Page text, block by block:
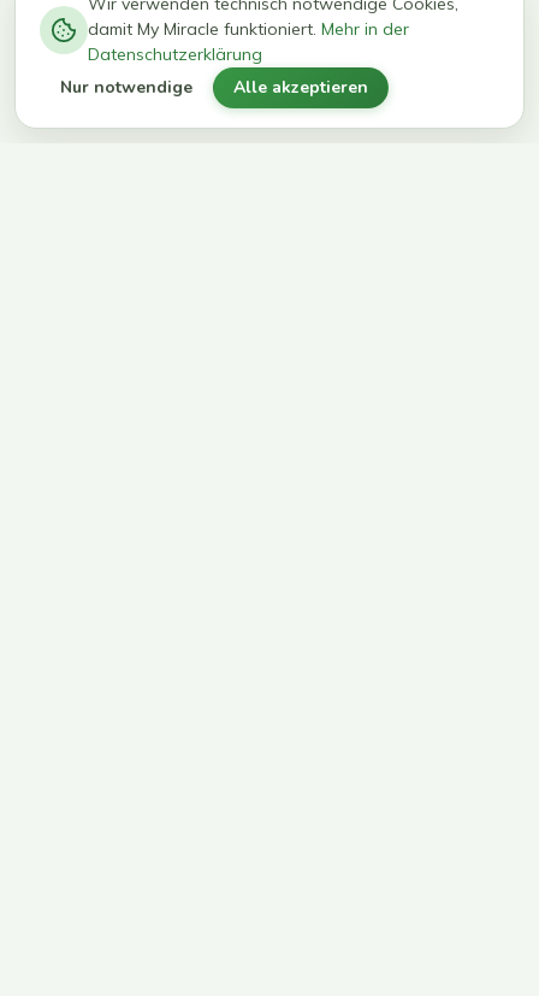
kg in 12
Wochen
erreichen
ihr Ziel
damit My Miracle funktioniert. Mehr in der
Datenschutzerklärung
Nur notwendige Alle akzeptieren